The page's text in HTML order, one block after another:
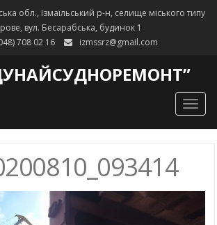
обл., Ізмаїльський р-н, селище міського типу
вул. Бесарабська, будинок 1
708 02 16
izmssrz@gmail.com